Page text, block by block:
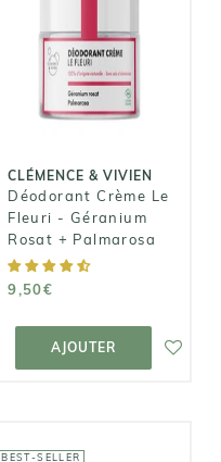
CLÉMENCE & VIVIEN
Déodorant Crème Le
Fleuri - Géranium
Rosat + Palmarosa
9,50€
AJOUTER
Crème Le
Fleuri -
Géranium
Rosat +
9,50€
AJOUTER AU
PANIER
BEST-SELLER